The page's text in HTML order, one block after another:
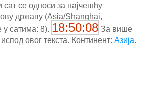
сат се односи за најчешћу
државу (Asia/Shanghai,
у сатима: 8). 18:50:08 За више
овог текста. Континент: Азија.